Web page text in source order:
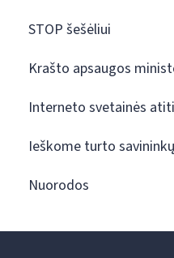
STOP šešėliui
Krašto apsaugos
Interneto svetainės
Ieškome turto savininkų
Nuorodos